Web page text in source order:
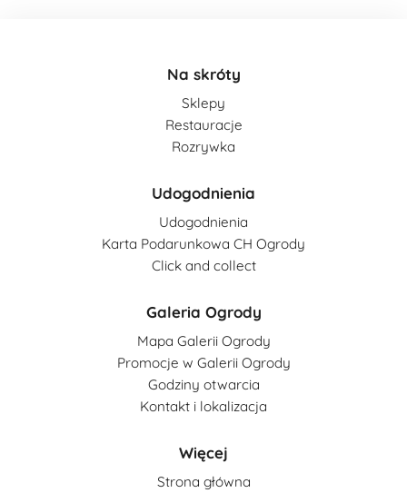
Na skróty
Sklepy
Restauracje
Rozrywka
Udogodnienia
Udogodnienia
Karta Podarunkowa CH Ogrody
Click and collect
Galeria Ogrody
Mapa Galerii Ogrody
Promocje w Galerii Ogrody
Godziny otwarcia
Kontakt i lokalizacja
Więcej
Strona główna